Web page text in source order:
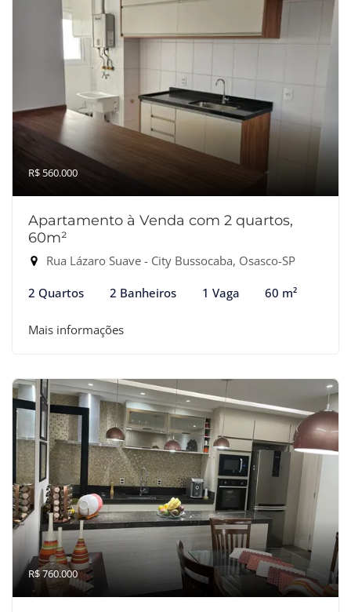
R$ 560.000
Apartamento à Venda com 2 quartos,
60m²
Rua Lázaro Suave - City Bussocaba, Osasco-SP
2 Quartos 2 Banheiros 1 Vaga 60 m²
Mais informações
R$ 760.000